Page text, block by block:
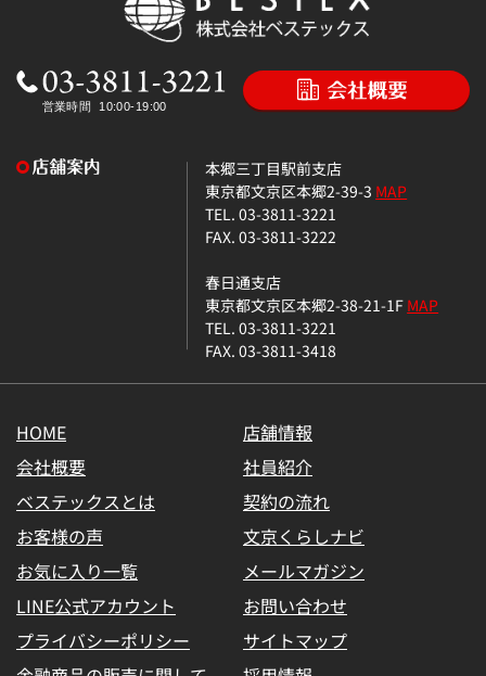
本郷三丁目駅前支店
東京都文京区本郷2-39-3 MAP
TEL. 03-3811-3221
FAX. 03-3811-3222
春日通支店
東京都文京区本郷2-38-21-1FMAP
TEL. 03-3811-3221
FAX. 03-3811-3418
HOME
店舗情報
会社概要
社員紹介
ベステックスとは
契約の流れ
お客様の声
文京くらしナビ
お気に入り一覧
メールマガジン
LINE公式アカウント
お問い合わせ
プライバシーポリシー
サイトマップ